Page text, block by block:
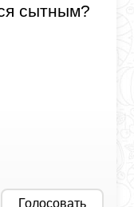
сытным?
Голосовать